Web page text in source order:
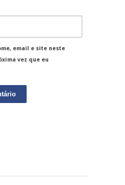
email e site neste
vez que eu